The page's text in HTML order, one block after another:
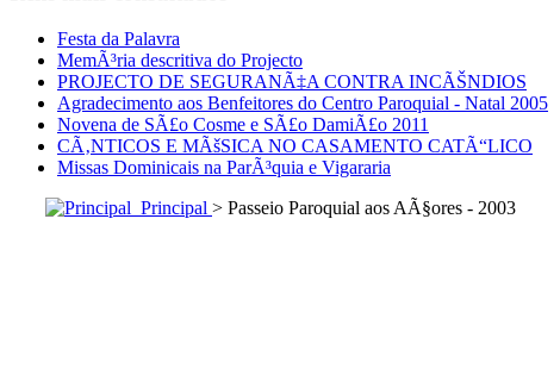
Festa da Palavra
MemÃ³ria descritiva do Projecto
PROJECTO DE SEGURANÃ‡A CONTRA INCÃŠNDIOS
Agradecimento aos Benfeitores do Centro Paroquial - Natal 2005
Novena de SÃ£o Cosme e SÃ£o DamiÃ£o 2011
CÃ‚NTICOS E MÃšSICA NO CASAMENTO CATÃ“LICO
Missas Dominicais na ParÃ³quia e Vigararia
Principal > Passeio Paroquial aos AÃ§ores - 2003